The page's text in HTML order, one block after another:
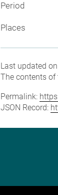
Period
Places
Last updated
The contents
Permalink:
JSON Record: